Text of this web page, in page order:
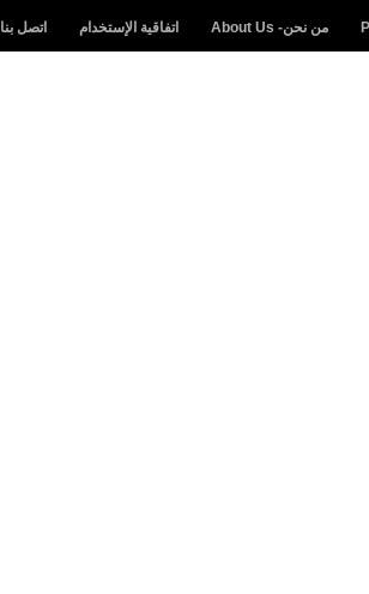
من نحن- About Us اتفاقية الإستخدام اتصل بنا